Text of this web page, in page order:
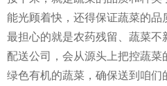
能光顾着快，还得保证蔬菜的品
最担心的就是农药残留、蔬菜
配送公司，会从源头上把控蔬菜
绿色有机的蔬菜，确保送到咱们